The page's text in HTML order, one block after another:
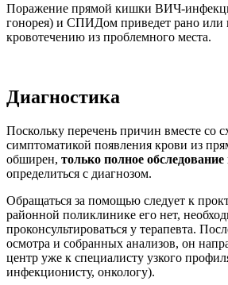
Поражение прямой кишки ВИЧ-
гонорея) и СПИДом приведет рано или
кровотечению из проблемного места.
Диагностика
Поскольку перечень причин вместе со
симптоматикой появления крови из
обширен, только полное обследование
определиться с диагнозом.
Обращаться за помощью следует к
районной поликлинике его нет,
проконсультироваться у терапевта.
осмотра и собранных анализов, он
центр уже к специалисту узкого
инфекционисту, онкологу).